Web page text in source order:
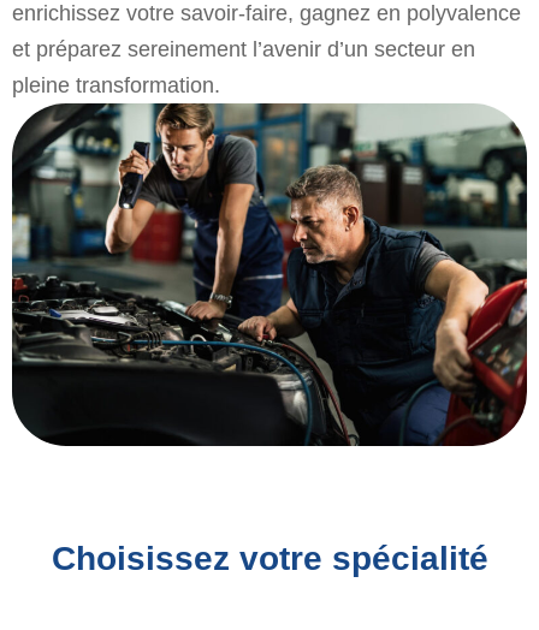
enrichissez votre savoir-faire, gagnez en polyvalence
et préparez sereinement l’avenir d’un secteur en
pleine transformation.
Choisissez votre spécialité